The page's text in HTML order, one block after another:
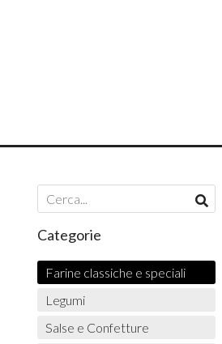
Categorie
Farine classiche e speciali
Legumi
Salse e Confetture